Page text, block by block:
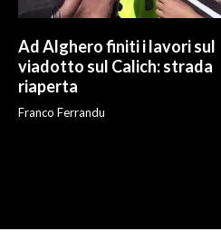
Ad Alghero finiti i lavori sul
viadotto sul Calich: strada
riaperta
Franco Ferrandu